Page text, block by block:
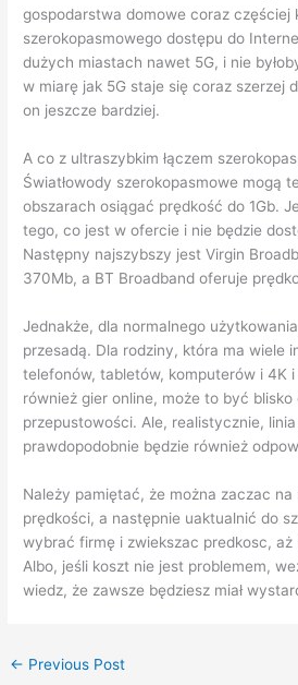
gospodarstwa domowe coraz częściej
szerokopasmowego dostępu do
dużych miastach nawet 5G, i nie
w miarę jak 5G staje się coraz szerzej
on jeszcze bardziej.
A co z ultraszybkim łączem
Światłowody szerokopasmowe mogą
obszarach osiągać prędkość do 1Gb.
tego, co jest w ofercie i nie będzie
Następny najszybszy jest Virgin
370Mb, a BT Broadband oferuje
Jednakże, dla normalnego
przesadą. Dla rodziny, która ma wiele
telefonów, tabletów, komputerów i 4K i
również gier online, może to być
przepustowości. Ale, realistycznie,
prawdopodobnie będzie również
Należy pamiętać, że można zaczac na
prędkości, a następnie uaktualnić do
wybrać firmę i zwiekszac predkosc, aż
Albo, jeśli koszt nie jest problemem,
wiedz, że zawsze będziesz miał
← Previous Post